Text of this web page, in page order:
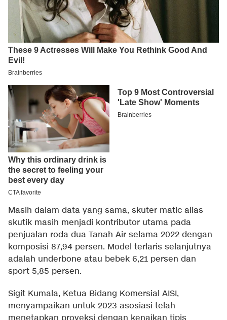
Masih dalam data yang sama, skuter matic alias
skutik masih menjadi kontributor utama pada
penjualan roda dua Tanah Air selama 2022 dengan
komposisi 87,94 persen. Model terlaris selanjutnya
adalah underbone atau bebek 6,21 persen dan
sport 5,85 persen.
Sigit Kumala, Ketua Bidang Komersial AISI,
menyampaikan untuk 2023 asosiasi telah